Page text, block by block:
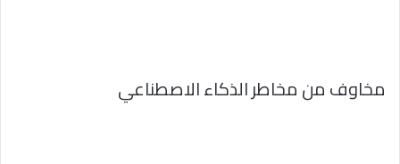
مخاوف من مخاطر الذكاء الاصطناعي